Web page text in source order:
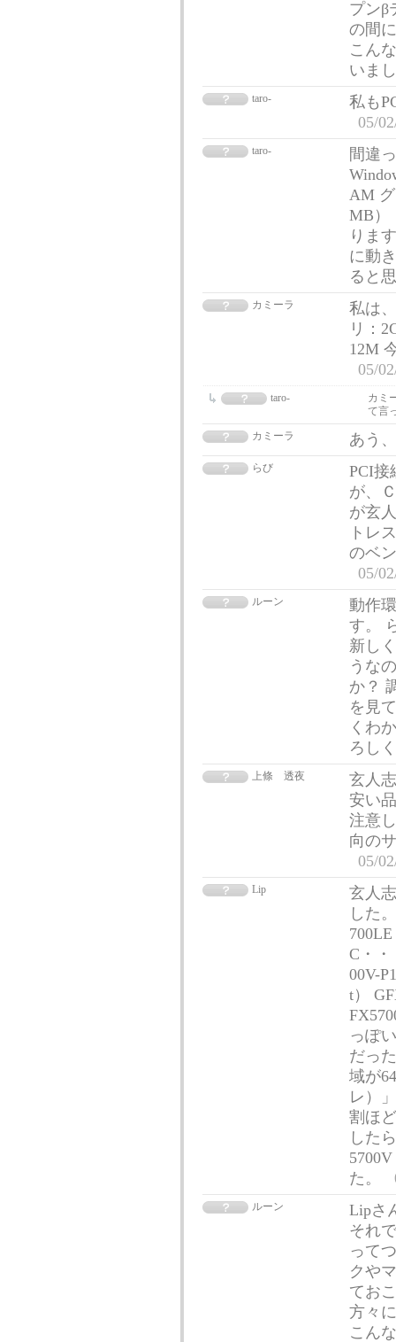
プンβ
の間
こん
いま
taro-
私も
05/
taro-
間違
AM
MB）
りま
に動
ると
カミーラ
私は
リ：
12M
05/
taro-
カミ
て言
カミーラ
あう
らび
PCI接
が、
が玄
トレ
のベ
05/
ルーン
動作
す。
新し
うな
か？
を見
くわ
ろし
上條 透夜
玄人
安い
注意
向の
05/
Lip
玄人
した
C・・
00V-
t）
っぽ
だっ
域が
レ）
割ほ
した
た。
ルーン
Lipさ
それ
って
クや
てお
方々
こん